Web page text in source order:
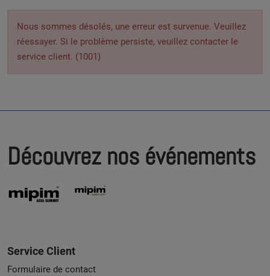
Nous sommes désolés, une erreur est survenue. Veuillez
réessayer. Si le problème persiste, veuillez contacter le
service client. (1001)
Découvrez nos événements
Service Client
Formulaire de contact